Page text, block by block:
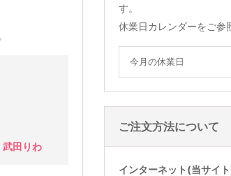
田りわ
す。
休業日カレンダーをご参
今月の休業日
ご注文方法について
インターネット(当サイ